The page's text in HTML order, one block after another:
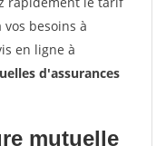
besoins à
en ligne à
d'assurances
mutuelle